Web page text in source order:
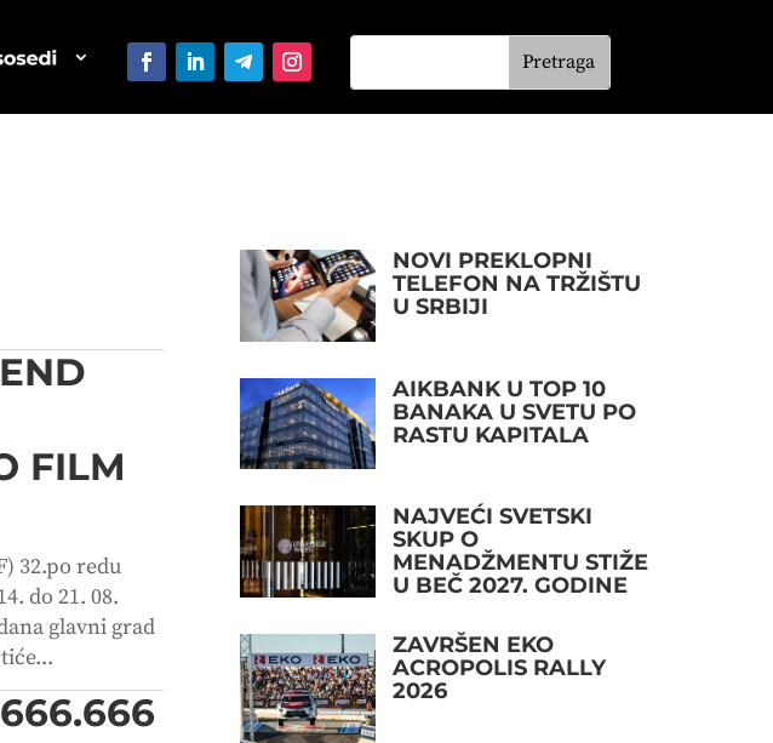
FILM
32.po redu
do 21. 08.
glavni grad
NOVI PREKLOPNI
TELEFON NA TRŽIŠTU
U SRBIJI
AIKBANK U TOP 10
BANAKA U SVETU PO
RASTU KAPITALA
NAJVEĆI SVETSKI
SKUP O
MENADŽMENTU STIŽE
U BEČ 2027. GODINE
ZAVRŠEN EKO
ACROPOLIS RALLY
2026